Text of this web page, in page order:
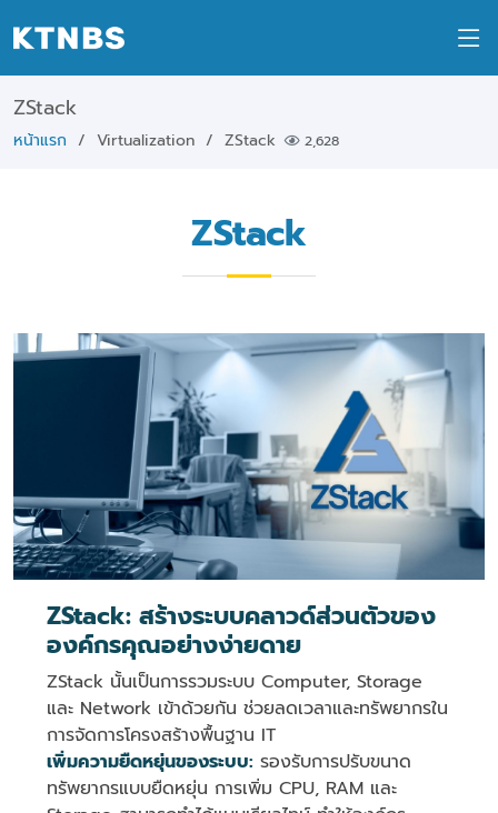
ZStack
หน้าแรก Virtualization ZStack 2,628
ZStack
ZStack: สร้างระบบคลาวด์ส่วนตัวของ
องค์กรคุณอย่างง่ายดาย
ZStack นั้นเป็นการรวมระบบ Computer, Storage
และ Network เข้าด้วยกัน ช่วยลดเวลาและทรัพยากรใน
การจัดการโครงสร้างพื้นฐาน IT
เพิ่มความยืดหยุ่นของระบบ: รองรับการปรับขนาด
ทรัพยากรแบบยืดหยุ่น การเพิ่ม CPU, RAM และ